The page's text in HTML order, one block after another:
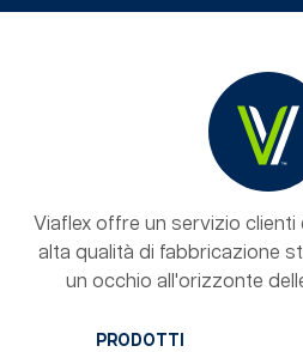
Viaflex offre un servizio
alta qualità di fabbricazione
un occhio all'orizzonte
PRODOTTI